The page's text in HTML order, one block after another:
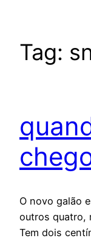
Tag:
O novo galão
outros quatro,
Tem dois